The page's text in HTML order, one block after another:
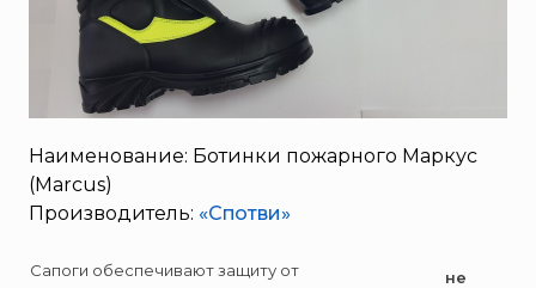
System Sensor
TYTAN MAX
UNIVET
«Pohorje» Mirna
«TFT» США
«Зелинский групп»
«Спотви»
Наименование: Ботинки пожарного Маркус
(Marcus)
Производитель: «Спотви»
Сапоги обеспечивают защиту от
не